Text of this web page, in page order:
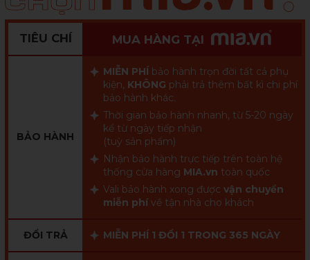
TIÊU CHÍ MUA HÀNG TẠI
BẢO HÀNH
MIỄN PHÍ bảo hành trọn đời tất cả phụ
kiện, KHÔNG phải trả thêm bất kì chi phí
bảo hành khác.
Thời gian bảo hành nhanh, từ 5-20 ngày
kể từ ngày tiếp nhận
(tuỳ sản phẩm)
Nhận bảo hành trực tiếp trên toàn hệ
thống cửa hàng MIA.vn toàn quốc
Vali bảo hành xong được vận chuyển
miễn phí về tận nhà cho khách
ĐỔI TRẢ MIỄN PHÍ 1 ĐỔI 1 TRONG 365 NGÀY